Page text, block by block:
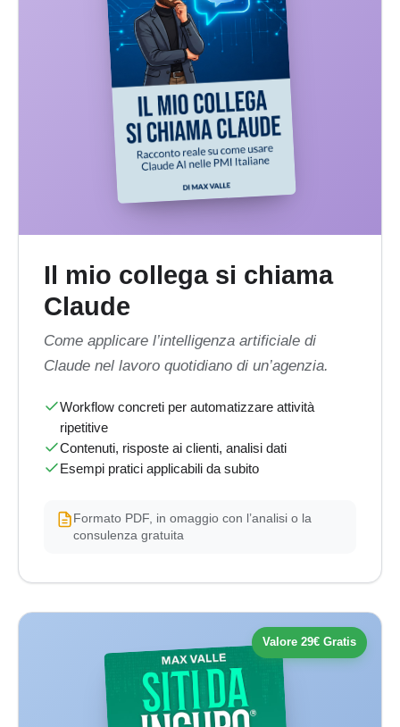
Il mio collega si chiama
Claude
Come applicare l’intelligenza artificiale di
Claude nel lavoro quotidiano di un’agenzia.
Workflow concreti per automatizzare attività
ripetitive
Contenuti, risposte ai clienti, analisi dati
Esempi pratici applicabili da subito
Formato PDF, in omaggio con l’analisi o la
consulenza gratuita
Valore 29€ Gratis